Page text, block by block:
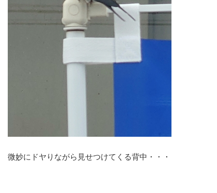
微妙にドヤりながら見せつけてくる背中・・・